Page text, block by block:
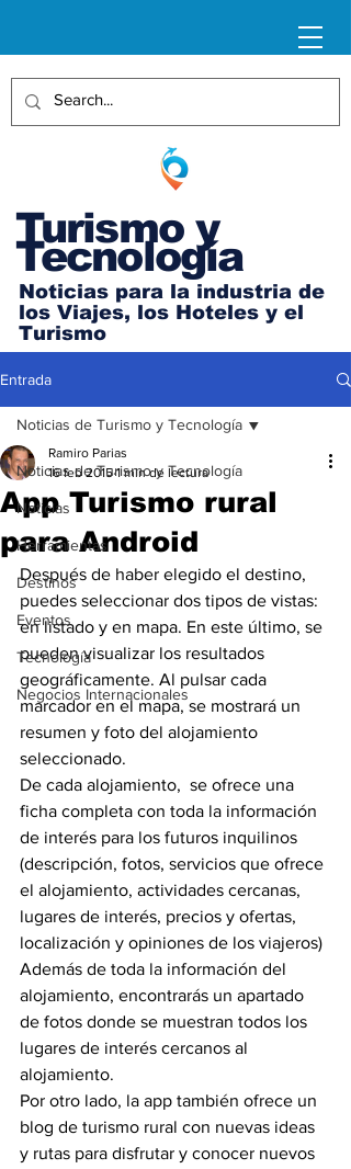
Turismo y
Tecnología
Noticias para la industria de
los Viajes, los Hoteles y el
Turismo
Entrada
Noticias de Turismo y Tecnología
Noticias
Herramientas
Destinos
Eventos
Tecnología
Negocios Internacionales
Noticias de Turismo y Tecnología
App Turismo rural
para Android
Ramiro Parias
16 feb 2015 1 min de lectura
Después de haber elegido el destino,
puedes seleccionar dos tipos de vistas:
en listado y en mapa. En este último, se
pueden visualizar los resultados
geográficamente. Al pulsar cada
marcador en el mapa, se mostrará un
resumen y foto del alojamiento
seleccionado.
De cada alojamiento,  se ofrece una
ficha completa con toda la información
de interés para los futuros inquilinos
(descripción, fotos, servicios que ofrece
el alojamiento, actividades cercanas,
lugares de interés, precios y ofertas,
localización y opiniones de los viajeros)
Además de toda la información del
alojamiento, encontrarás un apartado
de fotos donde se muestran todos los
lugares de interés cercanos al
alojamiento.
Por otro lado, la app también ofrece un
blog de turismo rural con nuevas ideas
y rutas para disfrutar y conocer nuevos